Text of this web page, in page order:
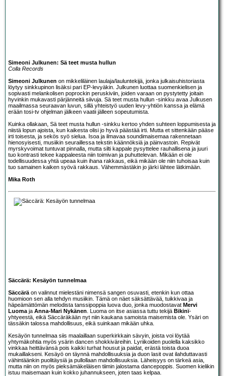
Simeoni Julkunen: Sä teet musta hullun
Colla Records
Simeoni Julkunen on mikkeliläinen laulaja/lauluntekijä, jonka julkaisuhistoriasta
löytyy sinkkupinon lisäksi pari EP-levyäkin. Julkunen luottaa suomenkielisen ja
sopivasti melankolisen poprockin peruskiviin, joiden varaan on pystytetty joitain
hyvinkin mukavasti pärjänneitä siivuja. Sä teet musta hullun -sinkku avaa Julkusen
maailmassa seuraavan luvun, sillä yhteistyö uuden levy-yhtiön kanssa ja elämä
erään tosi-tv ohjelman jälkeen vaatii jälleen sopeutumista.
Kuinka ollakaan, Sä teet musta hullun -sinkku kertoo yhden suhteen loppumisesta ja
niistä lopun ajoista, kun kaikesta olisi jo hyvä päästää irti. Mutta et sittenkään pääse
irti toisesta, ja sekös syö sielua. Isoa ja ilmavaa soundimaisemaa rakennetaan
hienosyisesti, musiikin seuraillessa tekstin käännöksiä ja päinvastoin. Repivät
myrskyvoimat tuntuvat pinnalla, mutta silti kappale pysyttelee rauhallisena ja juuri
tuo kontrasti tekee kappaleesta niin toimivan ja puhuttelevan. Mikään ei ole
todellisuudessa yhtä upeaa kuin ihana rakkaus, eikä mikään ole niin tuhoisaa kuin
tuo samainen kaiken syövä rakkaus. Vähemmästäkin jo järki lähtee lätkimään.
Mika Roth
Säccärä: Kesäyön tunnelmaa
Säccärä on valinnut mielestäni nimensä sangen osuvasti, etenkin kun ottaa
huomioon sen alla tehdyn musiikin. Tämä on näet säksättävää, tuikkivaa ja
häpeämättömän melodista tanssipoppia luova duo, jonka muodostavat Mervi
Luoma ja Anna-Mari Nykänen . Luoma on itse asiassa tuttu tekijä Bikinï-
yhtyeestä, eikä Säccäräkään nyt niin kaukana samoista maisemista ole. Ysäri on
tässäkin talossa mahdollisuus, eikä suinkaan mikään uhka.
Kesäyön tunnelmaa siis maalaillaan superkirkkain sävyin, joista voi löytää
yhtymäkohtia myös ysärin dancen shokkiväreihin. Lyriikoiden puolella kaksikko
vinkkaa heittävänsä pois kaikki turhat housut ja paidat, erästä toista duoa
mukaillakseni. Kesäyö on täynnä mahdollisuuksia ja duon lasit ovat ilahduttavasti
vähintäänkin puolitäysiä ja pullollaan mahdollisuuksia. Läheisyys on tärkeä asia,
mutta niin on myös pieksämäkeläisen tiimin jalostama dancepoppis. Suomen kielikin
istuu maisemaan kuin kokko juhannukseen, joten taas kelpaa.